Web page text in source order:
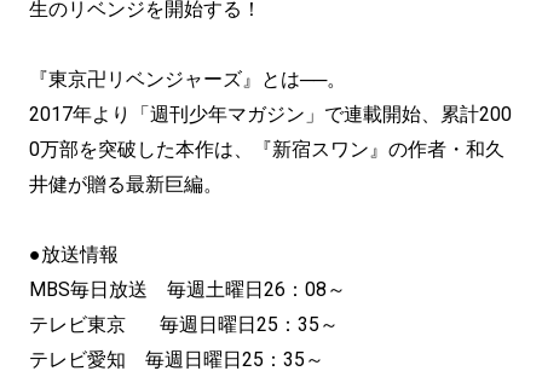
生のリベンジを開始する！
『東京卍リベンジャーズ』とは──。
2017年より「週刊少年マガジン」で連載開始、累計200
0万部を突破した本作は、『新宿スワン』の作者・和久
井健が贈る最新巨編。
●放送情報
MBS毎日放送 毎週土曜日26：08～
テレビ東京 毎週日曜日25：35～
テレビ愛知 毎週日曜日25：35～